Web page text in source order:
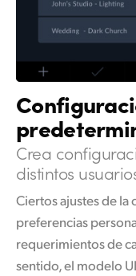
Crea
distintos
Ciertos ajustes de la
preferencias
requerimientos de
sentido, el modelo